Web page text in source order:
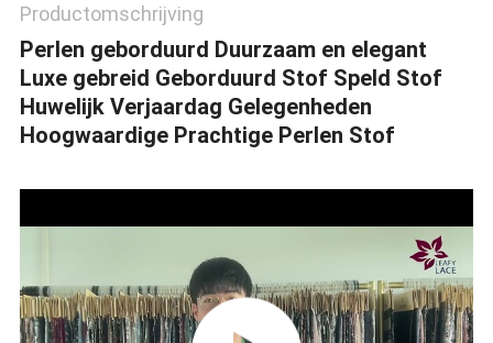
Productomschrijving
Perlen geborduurd Duurzaam en elegant
Luxe gebreid Geborduurd Stof Speld Stof
Huwelijk Verjaardag Gelegenheden
Hoogwaardige Prachtige Perlen Stof